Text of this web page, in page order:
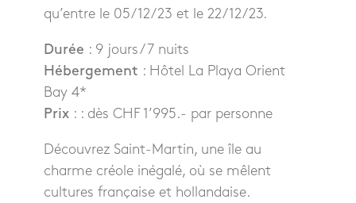
qu’entre le 05/12/23 et le 22/12/23.
Durée : 9 jours / 7 nuits
Hébergement : Hôtel La Playa Orient
Bay 4*
Prix : : dès CHF 1’995.- par personne
Découvrez Saint-Martin, une île au
charme créole inégalé, où se mêlent
cultures française et hollandaise.